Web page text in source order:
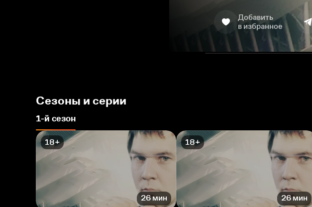
Добавить
в избранное
Сезоны и серии
1-й сезон
18+
26 мин
18+
26 мин